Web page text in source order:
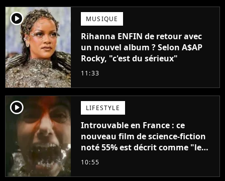
player2 MUSIQUE
Rihanna ENFIN de retour avec
un nouvel album ? Selon A$AP
Rocky, "c'est du sérieux"
11:33
player2 LIFESTYLE
Introuvable en France : ce
nouveau film de science-fiction
noté 55% est décrit comme "le
plus stupide de l'année"
10:55